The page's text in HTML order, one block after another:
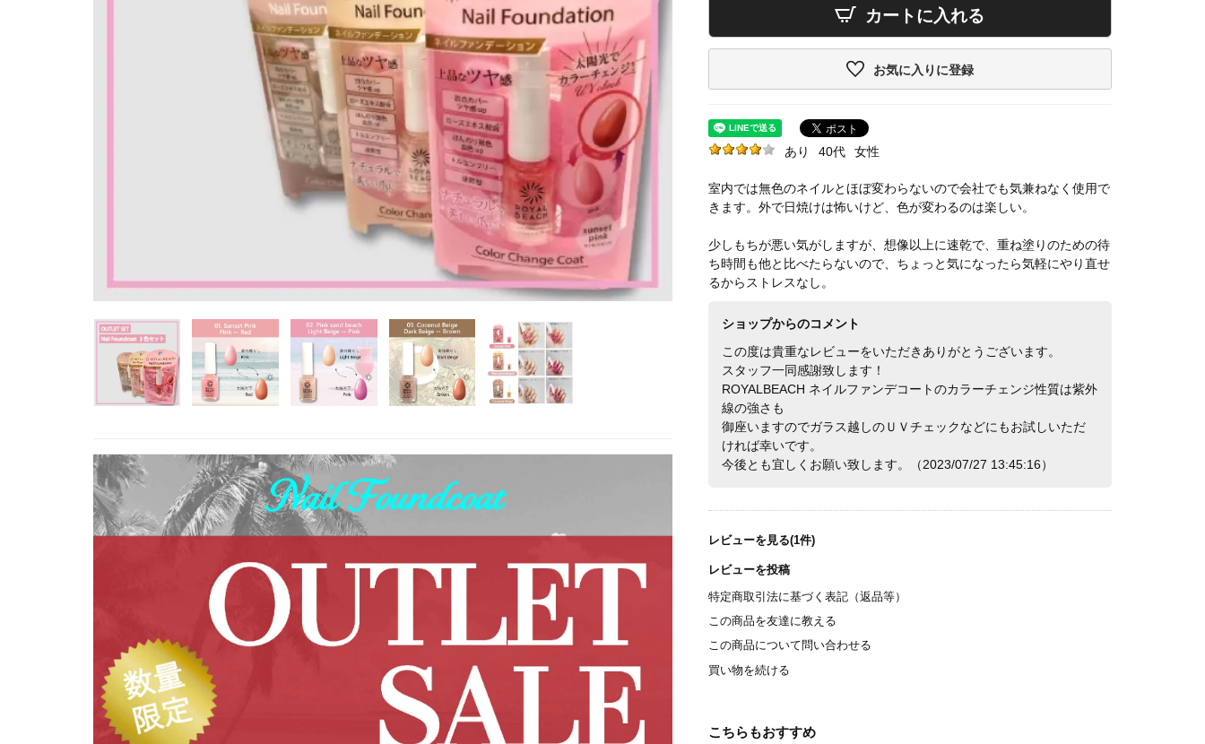
カートに入れる
お気に入りに登録
あり 40代 女性
室内では無色のネイルとほぼ変わらないので会社でも気兼ねなく使用で
きます。外で日焼けは怖いけど、色が変わるのは楽しい。
少しもちが悪い気がしますが、想像以上に速乾で、重ね塗りのための待
ち時間も他と比べたらないので、ちょっと気になったら気軽にやり直せ
るからストレスなし。
ショップからのコメント
この度は貴重なレビューをいただきありがとうございます。
スタッフ一同感謝致します！
ROYALBEACH ネイルファンデコートのカラーチェンジ性質は紫外
線の強さも
御座いますのでガラス越しのＵＶチェックなどにもお試しいただ
ければ幸いです。
今後とも宜しくお願い致します。（2023/07/27 13:45:16）
レビューを見る(1件)
レビューを投稿
特定商取引法に基づく表記（返品等）
この商品を友達に教える
この商品について問い合わせる
買い物を続ける
こちらもおすすめ